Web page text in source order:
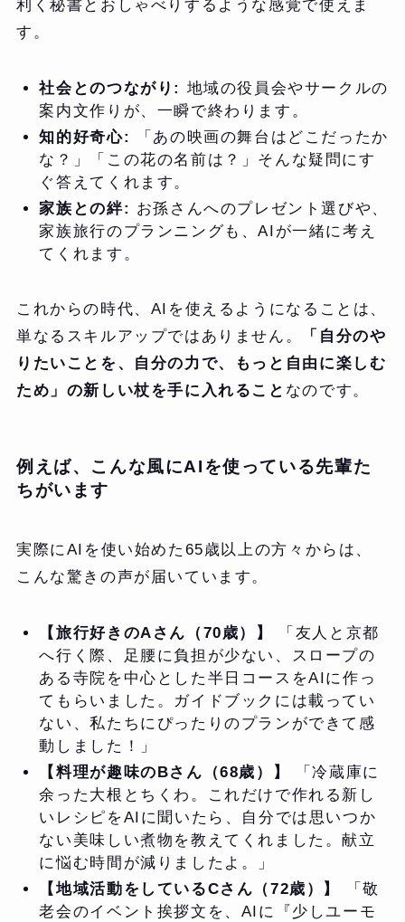
利く秘書とおしゃべりするような感覚で使えま
す。
社会とのつながり: 地域の役員会やサークルの
案内文作りが、一瞬で終わります。
知的好奇心:
「あの映画の舞台はどこだったか
な？」「この花の名前は？」そんな疑問にす
ぐ答えてくれます。
家族との絆: お孫さんへのプレゼント選びや、
家族旅行のプランニングも、AIが一緒に考え
てくれます。
これからの時代、AIを使えるようになることは、
単なるスキルアップではありません。
「自分のや
りたいことを、自分の力で、もっと自由に楽しむ
ため」の新しい杖を手に入れること なのです。
例えば、こんな風にAIを使っている先輩た
ちがいます
実際にAIを使い始めた65歳以上の方々からは、
こんな驚きの声が届いています。
【旅行好きのAさん（70歳）】
「友人と京都
へ行く際、足腰に負担が少ない、スロープの
ある寺院を中心とした半日コースをAIに作っ
てもらいました。ガイドブックには載ってい
ない、私たちにぴったりのプランができて感
動しました！」
【料理が趣味のBさん（68歳）】
「冷蔵庫に
余った大根とちくわ。これだけで作れる新し
いレシピをAIに聞いたら、自分では思いつか
ない美味しい煮物を教えてくれました。献立
に悩む時間が減りましたよ。」
【地域活動をしているCさん（72歳）】
「敬
老会のイベント挨拶文を、AIに『少しユーモ